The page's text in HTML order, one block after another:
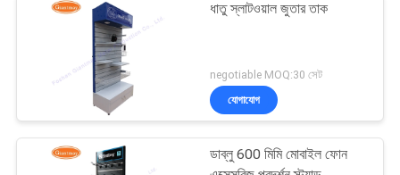
ধাতু স্লাটওয়াল জুতার তাক
negotiable MOQ:30 সেট
যোগাযোগ
ডাব্লু 600 মিমি মোবাইল ফোন